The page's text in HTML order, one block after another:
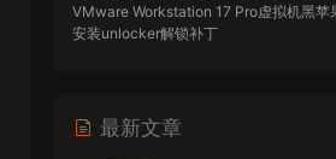
VMware Workstation 17 Pro虚拟机黑苹
安装unlocker解锁补丁
AIO = All In One，一站式整合完整版
最新文章